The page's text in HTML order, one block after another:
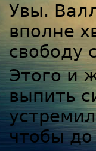
Увы.
вполне
свободу
Этого и
выпить
чтобы